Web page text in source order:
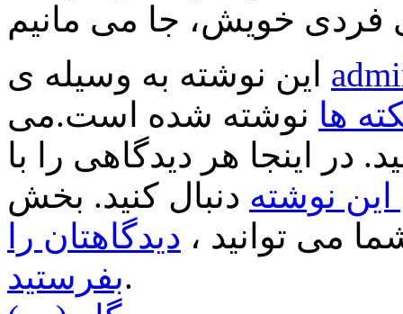
ها نوشته شده است.می
در اینجا هر دیدگاهی را با
نوشته دنبال کنید. بخش
می توانید ، دیدگاهتان را
بفرستید.